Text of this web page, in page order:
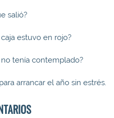
salió?
estuvo en rojo?
tenía contemplado?
arrancar el año sin estrés.